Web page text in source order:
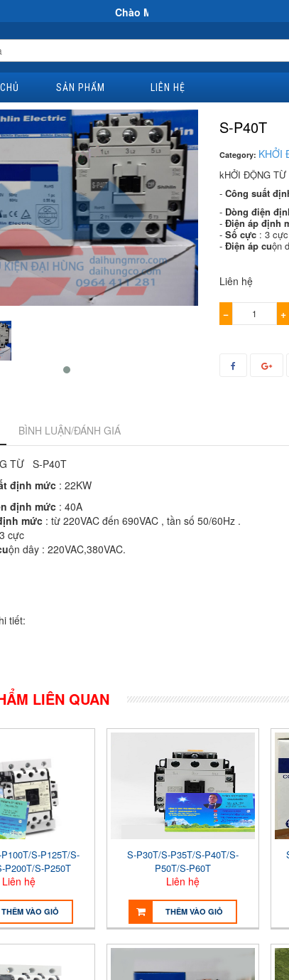
Chào Mừng Đến Website Đại Hùng Co
SẢN PHẨM LIÊN HỆ
S-P40T
Category: KHỞI
kHỞI ĐỘNG
- Công suất
- Dòng điện
- Điện áp định
- Số cực: 3 cực
- Điện áp cuộn
Liên hệ
− +
BÌNH LUẬN/ĐÁNH GIÁ
TỪ S-P40T
định mức : 22KW
định mức : 40A
mức : từ 220VAC đến 690VAC , tần số 50/60Hz .
cực
ộn dây : 220VAC,380VAC.
tiết:
LIÊN QUAN
S-P125T/S-
P200T/S-P250T
Liên hệ
THÊM VÀO GIỎ
S-P30T/S-P35T/S-P40T/S-
P50T/S-P60T
Liên hệ
THÊM VÀO GIỎ